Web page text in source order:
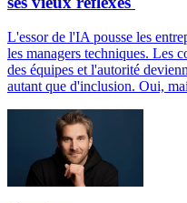
L'essor de l'IA pousse les
les managers techniques. Les
des équipes et l'autorité
autant que d'inclusion. Oui,